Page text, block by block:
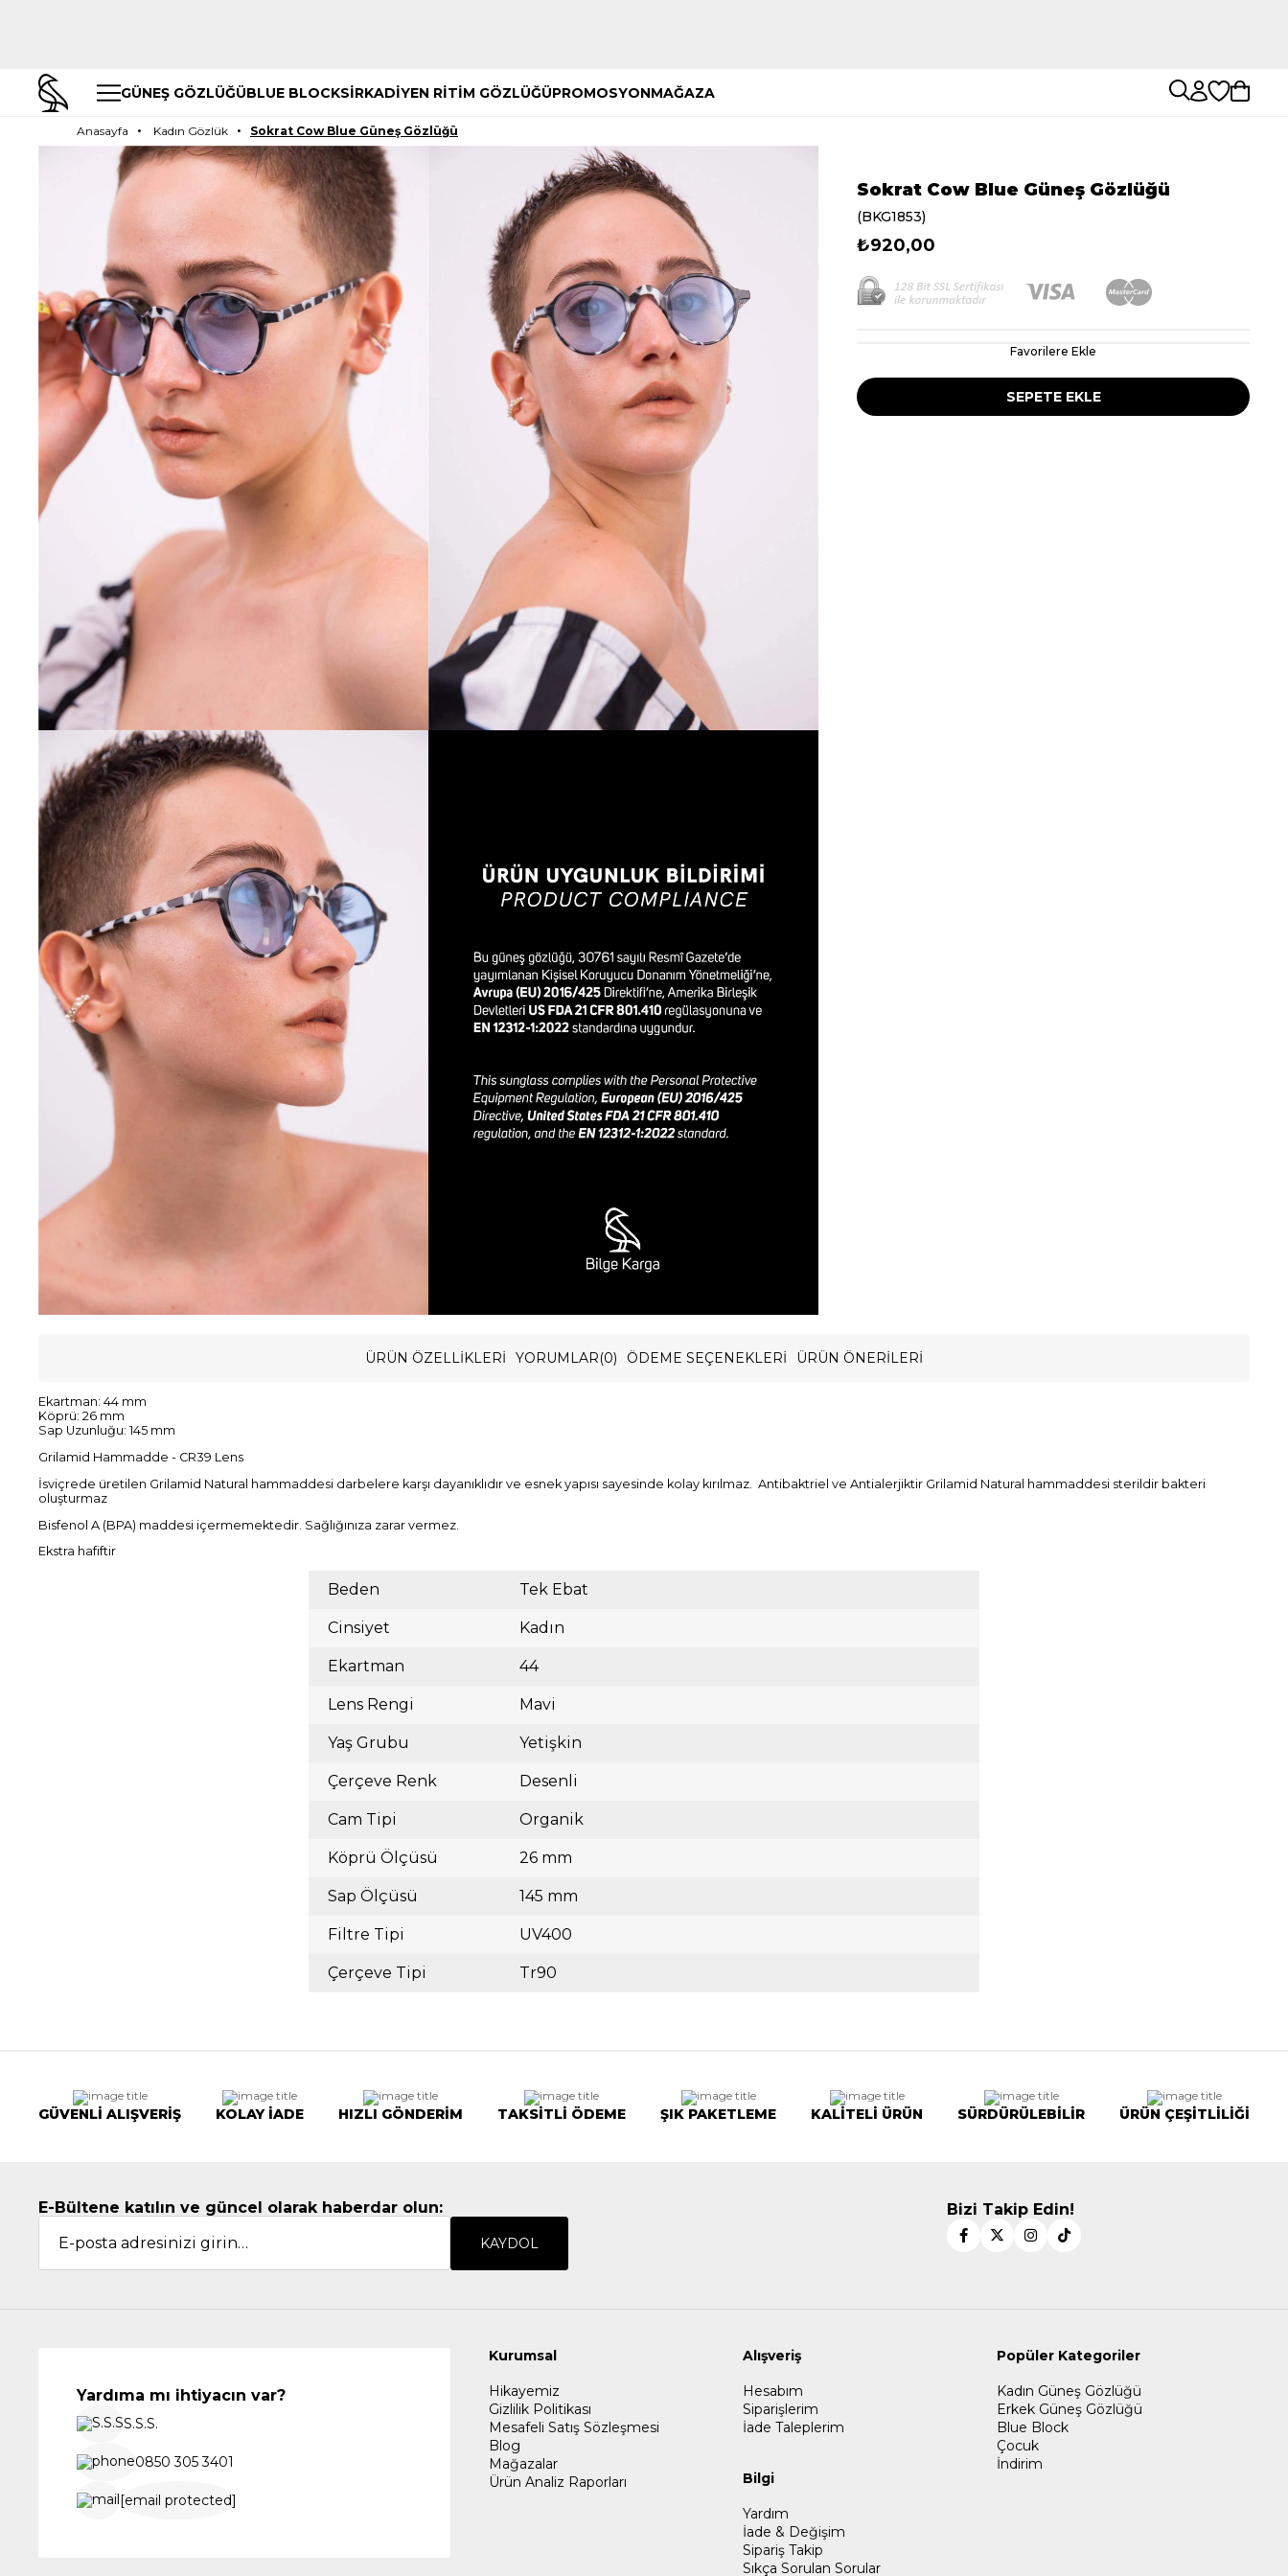
GÜNEŞ GÖZLÜĞÜBLUE BLOCKSİRKADİYEN RİTİM GÖZLÜĞÜPROMOSYONMAĞAZA
Anasayfa Kadın Gözlük Sokrat Cow Blue Güneş Gözlüğü
Sokrat Cow Blue Güneş Gözlüğü
(BKG1853)
₺920,00
Favorilere Ekle
ÜRÜN ÖZELLIKLERI YORUMLAR(0) ÖDEME SEÇENEKLERI ÜRÜN ÖNERILERI
Ekartman: 44 mm
Köprü: 26 mm
Sap Uzunluğu: 145 mm
Grilamid Hammadde - CR39 Lens
İsviçrede üretilen Grilamid Natural hammaddesi darbelere karşı dayanıklıdır ve esnek yapısı sayesinde kolay kırılmaz. Antibaktriel ve Antialerjiktir Grilamid Natural hammaddesi sterildir bakteri
oluşturmaz
Bisfenol A (BPA) maddesi içermemektedir. Sağlığınıza zarar vermez.
Ekstra hafiftir
Beden Tek Ebat
Cinsiyet Kadın
Ekartman 44
Lens Rengi Mavi
Yaş Grubu Yetişkin
Çerçeve Renk Desenli
Cam Tipi Organik
Köprü Ölçüsü 26 mm
Sap Ölçüsü 145 mm
Filtre Tipi UV400
Çerçeve Tipi Tr90
GÜVENLİ ALIŞVERİŞ KOLAY İADE HIZLI GÖNDERİM TAKSİTLİ ÖDEME ŞIK PAKETLEME KALİTELİ ÜRÜN SÜRDÜRÜLEBİLİR ÜRÜN ÇEŞİTLİLİĞİ
E-Bültene katılın ve güncel olarak haberdar olun:
KAYDOL
Bizi Takip Edin!
Yardıma mı ihtiyacın var?
S.S.S.
0850 305 3401
[email protected]
Kurumsal
Hikayemiz
Gizlilik Politikası
Mesafeli Satış Sözleşmesi
Blog
Mağazalar
Ürün Analiz Raporları
Alışveriş
Hesabım
Siparişlerim
İade Taleplerim
Bilgi
Yardım
İade & Değişim
Sipariş Takip
Sıkça Sorulan Sorular
Popüler Kategoriler
Kadın Güneş Gözlüğü
Erkek Güneş Gözlüğü
Blue Block
Çocuk
İndirim